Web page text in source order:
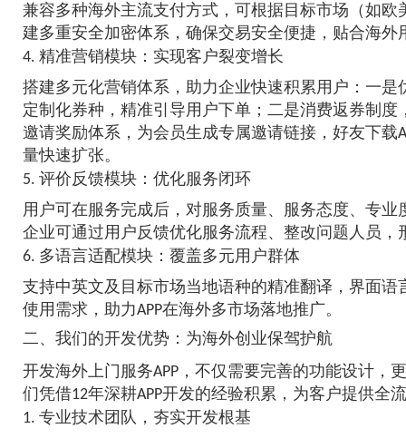
兼容多种海外主流支付方式，可根据目标市场（如
建多重安全加密体系，确保交易安全便捷，贴合海外
4. 精准营销模块：实现客户裂变增长
搭建多元化营销体系，助力企业快速积累用户：一
定制化券种，精准引导用户下单；二是消费返券制
邀请奖励体系，为会员生成专属邀请链接，好友下
量快速扩张。
5. 评价反馈模块：优化服务闭环
用户可在服务完成后，对服务质量、服务态度、专
企业可通过用户反馈优化服务流程、整改问题人员，
6. 多语言适配模块：覆盖多元用户群体
支持中英文及目标市场当地语种的精准翻译，界面
使用需求，助力APP在海外多市场落地推广。
二、我们的开发优势：为海外创业保驾护航
开发海外上门服务APP，不仅需要完善的功能设计
们凭借12年深耕APP开发的经验积累，为客户提供全
1. 专业技术团队，夯实开发根基